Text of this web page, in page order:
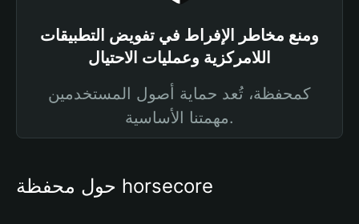
ومنع مخاطر الإفراط في تفويض التطبيقات
اللامركزية وعمليات الاحتيال
كمحفظة، تُعد حماية أصول المستخدمين
مهمتنا الأساسية.
حول محفظة horsecore